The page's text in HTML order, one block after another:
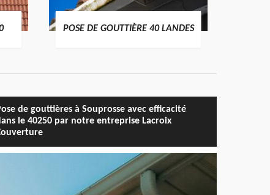
POSE DE GOUTTIÈRE 40 LANDES
de gouttières à Souprosse avec efficacité
le 40250 par notre entreprise Lacroix